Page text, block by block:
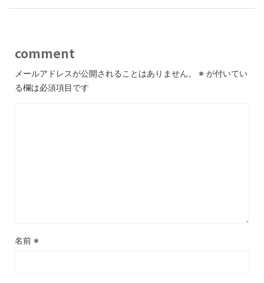
comment
メールアドレスが公開されることはありません。 ※ が付いてい
る欄は必須項目です
名前 ※